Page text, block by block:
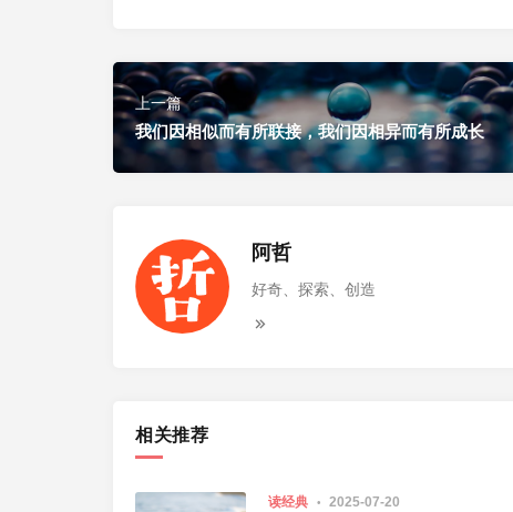
上一篇
我们因相似而有所联接，我们因相异而有所成长
阿哲
好奇、探索、创造
相关推荐
读经典 2025-07-20